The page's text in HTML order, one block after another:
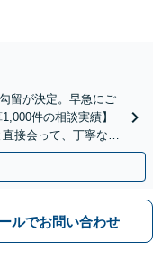
留が決定。早急にご
件の相談実績】
接会って、丁寧な示
応。
ルでお問い合わせ